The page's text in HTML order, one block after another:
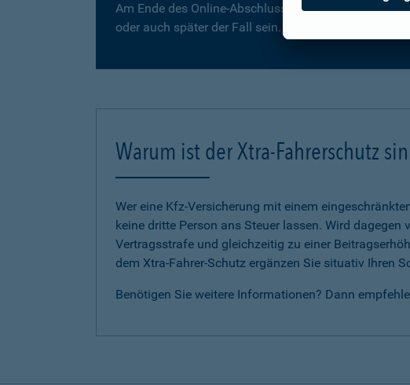
Am Ende des Online-Abschlusses können Sie
oder auch später der Fall sein.
Warum ist der Xtra-Fahrerschutz
Wer eine Kfz-Versicherung mit einem
keine dritte Person ans Steuer lassen. Wird
Vertragsstrafe und gleichzeitig zu einer
dem Xtra-Fahrer-Schutz ergänzen Sie situativ Ihren
Benötigen Sie weitere Informationen? Dann